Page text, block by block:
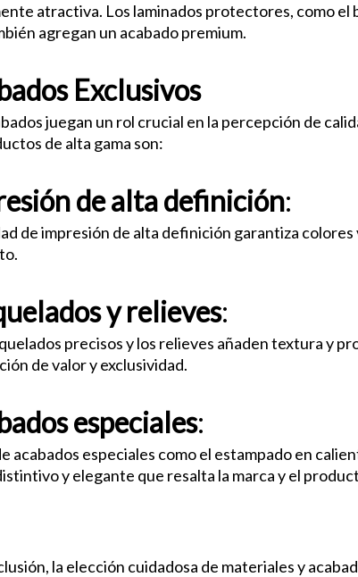
atractiva. Los laminados protectores, como el
agregan un acabado premium.
Exclusivos
juegan un rol crucial en la percepción de
de alta gama son:
de alta definición:
de impresión de alta definición garantiza
y relieves:
precisos y los relieves añaden textura y
de valor y exclusividad.
especiales:
acabados especiales como el estampado en
y elegante que resalta la marca y el
la elección cuidadosa de materiales y